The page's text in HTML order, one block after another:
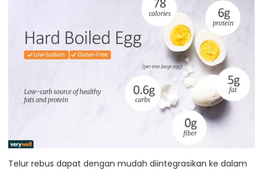
Telur rebus dapat dengan mudah diintegrasikan ke dalam